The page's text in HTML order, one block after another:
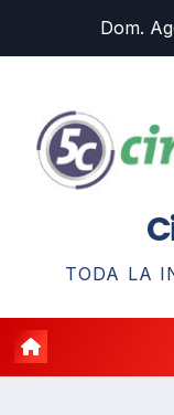
Dom.
TODA LA